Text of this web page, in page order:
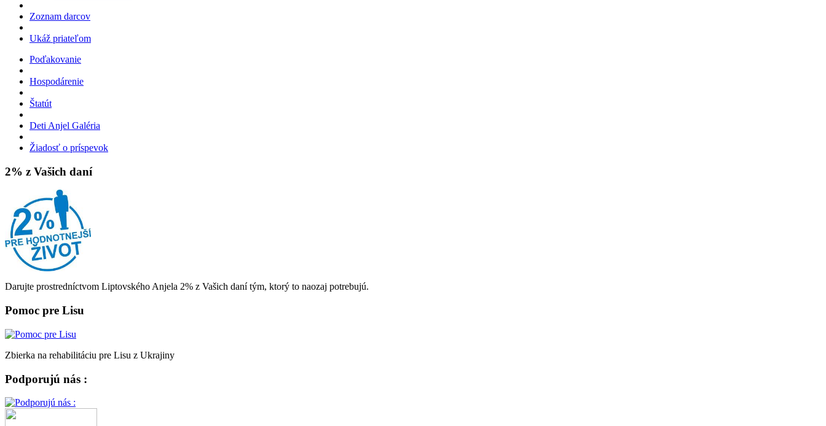
Zoznam darcov
Ukáž priateľom
Poďakovanie
Hospodárenie
Štatút
Deti Anjel Galéria
Žiadosť o príspevok
2% z Vašich daní
Darujte prostredníctvom Liptovského Anjela 2% z Vašich daní tým, ktorý to naozaj potrebujú.
Pomoc pre Lisu
Zbierka na rehabilitáciu pre Lisu z Ukrajiny
Podporujú nás :